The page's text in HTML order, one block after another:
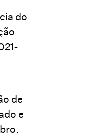
do
de
e